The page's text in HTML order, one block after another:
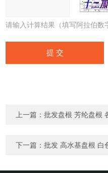
请输入计算结果（填写阿拉伯数
上一篇：批发盘根 芳纶盘根
下一篇：批发 高水基盘根 白